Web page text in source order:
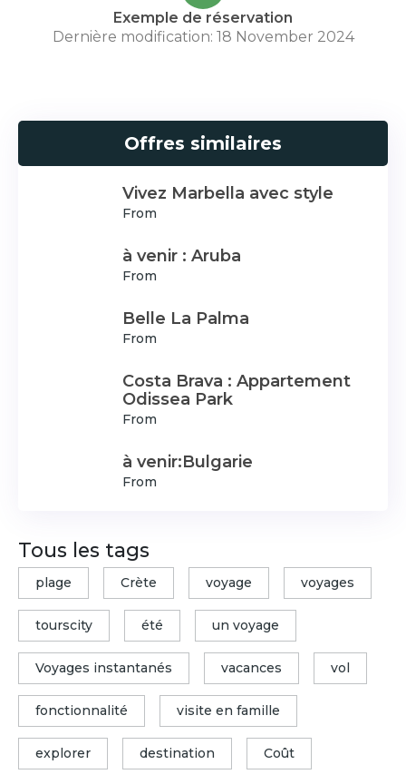
Exemple de réservation
Dernière modification: 18 November 2024
Offres similaires
Vivez Marbella avec style
From
à venir : Aruba
From
Belle La Palma
From
Costa Brava : Appartement
Odissea Park
From
à venir:Bulgarie
From
Tous les tags
plage Crète voyage voyages
tourscity été un voyage
Voyages instantanés vacances vol
fonctionnalité visite en famille
explorer destination Coût